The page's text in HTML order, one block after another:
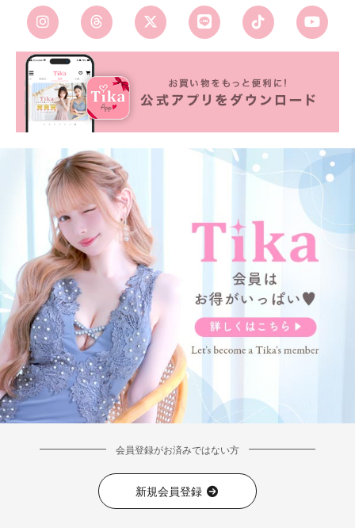
会員登録がお済みではない方
新規会員登録